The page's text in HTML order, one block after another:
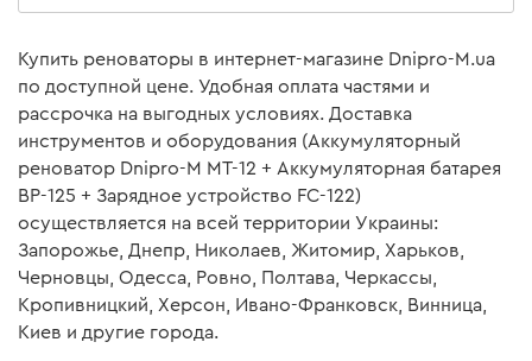
Купить реноваторы в интернет-магазине Dnipro-M.ua
по доступной цене. Удобная оплата частями и
рассрочка на выгодных условиях. Доставка
инструментов и оборудования (Аккумуляторный
реноватор Dnipro-M MT-12 + Аккумуляторная батарея
BP-125 + Зарядное устройство FC-122)
осуществляется на всей территории Украины:
Запорожье, Днепр, Николаев, Житомир, Харьков,
Черновцы, Одесса, Ровно, Полтава, Черкассы,
Кропивницкий, Херсон, Ивано-Франковск, Винница,
Киев и другие города.